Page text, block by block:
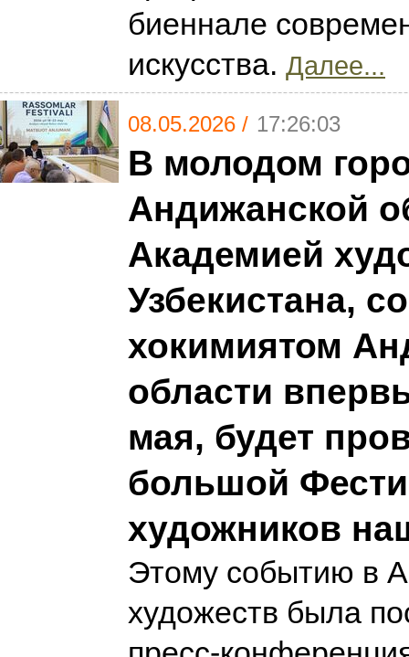
биеннале
искусства. Далее...
08.05.2026 / 17:26:03
В молодом
Андижанской
Академией
Узбекистана,
хокимиятом
области
мая, будет
большой
художников
Этому событию в
художеств была